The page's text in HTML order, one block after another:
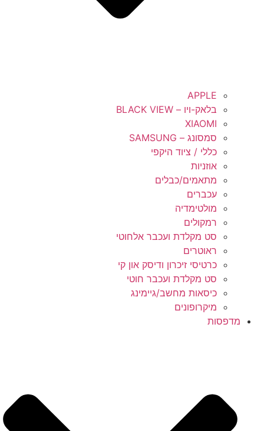
APPLE
בלאק-ויו – BLACK VIEW
XIAOMI
סמסונג – SAMSUNG
כללי / ציוד היקפי
אוזניות
מתאמים/כבלים
עכברים
מולטימדיה
רמקולים
סט מקלדת ועכבר אלחוטי
ראוטרים
כרטיסי זיכרון ודיסק און קי
סט מקלדת ועכבר חוטי
כיסאות מחשב/גיימינג
מיקרופונים
מדפסות